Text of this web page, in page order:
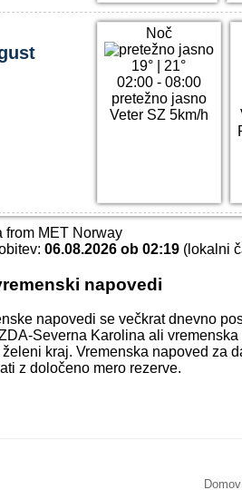
Noč
19°
21°
02:00 - 08:00
pretežno jasno
Veter SZ 5km/h
from MET Norway
06.08.2026 ob 02:19 (lokalni
napovedi
napovedi se večkrat dnevno
Severna Karolina ali
kraj. Vremenska napoved za
z določeno mero rezerve.
Domov